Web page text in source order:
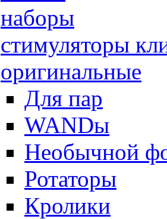
наборы
стимуляторы
оригинальные
Для пар
WANDы
Необычной
Ротаторы
Кролики